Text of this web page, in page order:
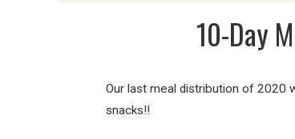
10-Day
Our last meal distribution of 2020
snacks!!